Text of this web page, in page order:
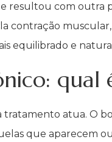
resultou com outra
contração
equilibrado e
qual
tratamento atua. O
que aparecem